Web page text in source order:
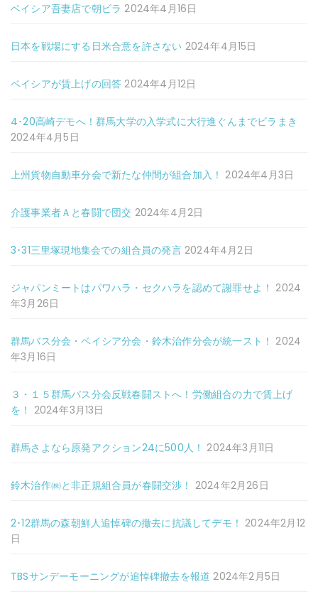
ベイシア吾妻店で朝ビラ 2024年4月16日
日本を戦場にする日米合意を許さない 2024年4月15日
ベイシアが賃上げの回答 2024年4月12日
4･20高崎デモへ！群馬大学の入学式に大行進ぐんまでビラまき
2024年4月5日
上州貨物自動車分会で新たな仲間が組合加入！ 2024年4月3日
介護事業者Ａと春闘で団交 2024年4月2日
3･31三里塚現地集会での組合員の発言 2024年4月2日
ジャパンミートはパワハラ・セクハラを認めて謝罪せよ！ 2024
年3月26日
群馬バス分会・ベイシア分会・鈴木治作分会が統一スト！ 2024
年3月16日
３・１５群馬バス分会反戦春闘ストへ！労働組合の力で賃上げ
を！ 2024年3月13日
群馬さよなら原発アクション24に500人！ 2024年3月11日
鈴木治作㈱と非正規組合員が春闘交渉！ 2024年2月26日
2･12群馬の森朝鮮人追悼碑の撤去に抗議してデモ！ 2024年2月12
日
TBSサンデーモーニングが追悼碑撤去を報道 2024年2月5日